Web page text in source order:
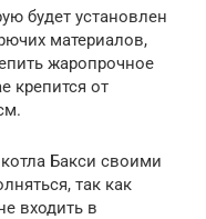
будет установлен
материалов,
жаропрочное
крепится от
Бакси своими
так как
входить в